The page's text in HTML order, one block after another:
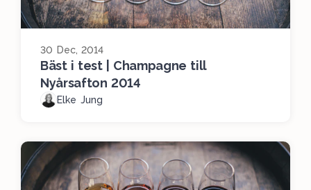
30 Dec, 2014
Bäst i test | Champagne till
Nyårsafton 2014
Elke Jung